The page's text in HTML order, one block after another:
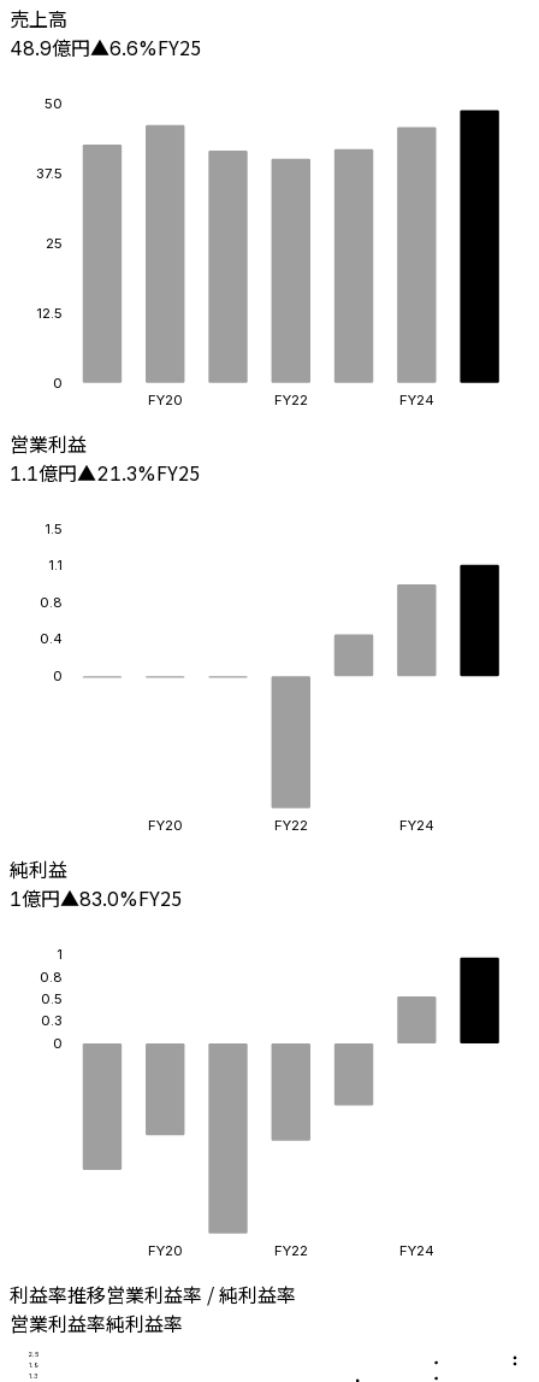
売上高
48.9億円▲6.6%FY25
0
12.5
25
37.5
50
FY20 FY22 FY24
営業利益
1.1億円▲21.3%FY25
0
0.4
0.8
1.1
1.5
FY20 FY22 FY24
純利益
1億円▲83.0%FY25
0
0.3
0.5
0.8
1
FY20 FY22 FY24
利益率推移営業利益率 / 純利益率
営業利益率純利益率
1.3
1.9
2.5